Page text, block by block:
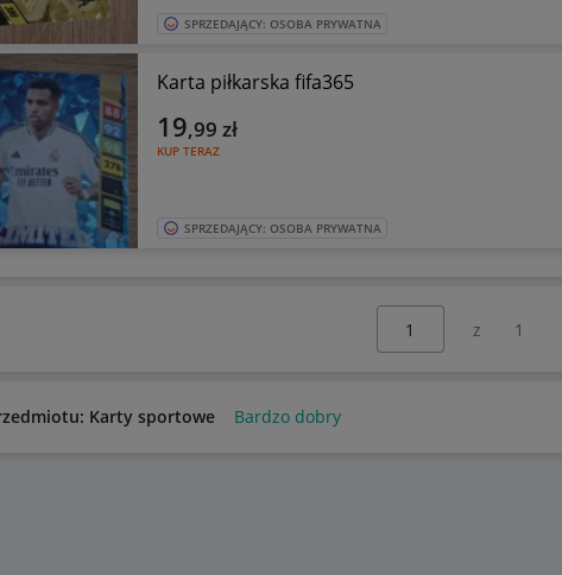
SPRZEDAJĄCY: OSOBA PRYWATNA
Karta piłkarska fifa365
KUP TERAZ
19,99 zł
SPRZEDAJĄCY: OSOBA PRYWATNA
z 1
Karty sportowe Bardzo dobry